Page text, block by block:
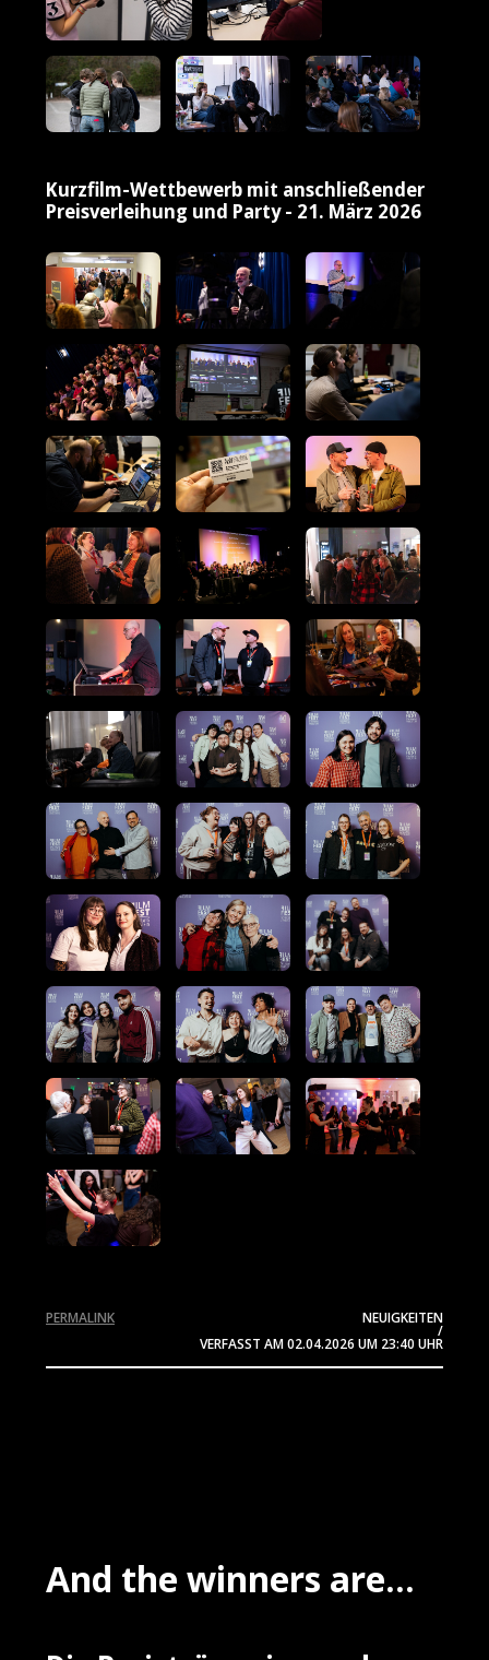
Kurzfilm-Wettbewerb mit anschließender
Preisverleihung und Party - 21. März 2026
NEUIGKEITEN
/
VERFASST AM02.04.2026 UM 23:40 UHR
PERMALINK
And the winners are...